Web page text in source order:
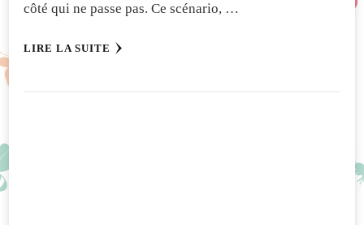
côté qui ne passe pas. Ce scénario, …
LIRE LA SUITE